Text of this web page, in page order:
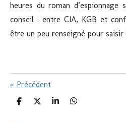
heures du roman d’espionnage
conseil : entre CIA, KGB et
être un peu renseigné pour
« Précédent
P
P
P
P